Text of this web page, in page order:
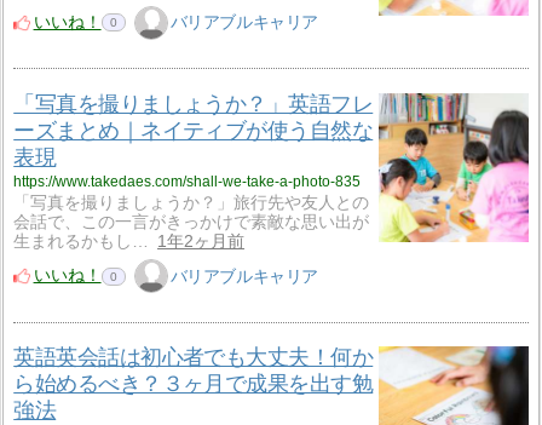
いいね！
0 バリアブルキャリア
「写真を撮りましょうか？」英語フレ
ーズまとめ｜ネイティブが使う自然な
表現
https://www.takedaes.com/shall-we-take-a-photo-835
「写真を撮りましょうか？」旅行先や友人との
会話で、この一言がきっかけで素敵な思い出が
生まれるかもし…
1年2ヶ月前
いいね！
0 バリアブルキャリア
英語英会話は初心者でも大丈夫！何か
ら始めるべき？３ヶ月で成果を出す勉
強法